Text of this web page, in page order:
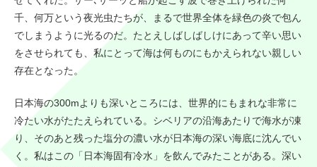
千、何万という夜光虫たちが、まるで世界全体を緑色の炎で包ん
でしまうように光るのだ。たとえしばしばしけにあって辛い思い
をさせられても、私にとって海は何ものにもかえられない親しい
存在となった。
日本海の300mよりも深いところには、世界的にもまれな非常に
冷たい水がたたえられている。シベリアの沿海あたりで海水が凍
り、そのあと残った塩分の濃い水が日本海の深い海底に沈んでい
く。私はこの「日本海固有冷水」を飲んでみたことがある。深い